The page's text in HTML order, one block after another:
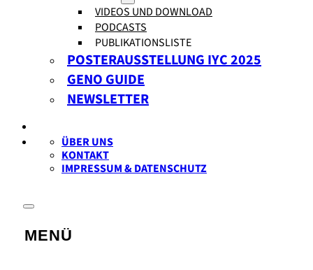
VIDEOS UND DOWNLOAD
PODCASTS
PUBLIKATIONSLISTE
POSTERAUSSTELLUNG IYC 2025
GENO GUIDE
NEWSLETTER
ÜBER UNS
KONTAKT
IMPRESSUM & DATENSCHUTZ